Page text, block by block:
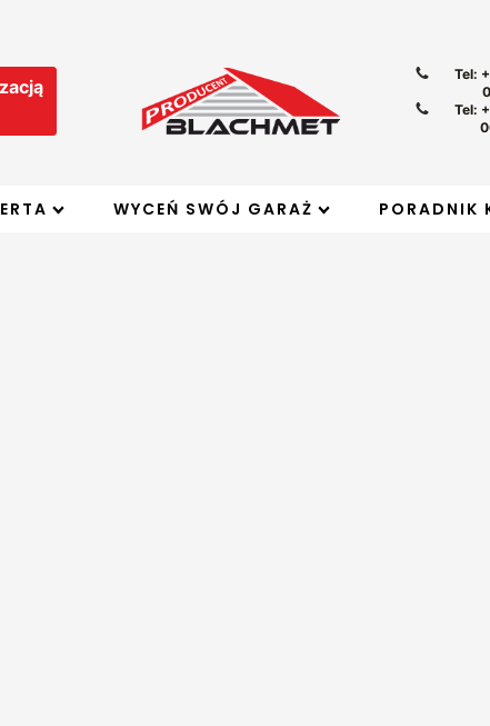
Tel:
Tel:
WYCEŃ SWÓJ GARAŻ PORADNIK